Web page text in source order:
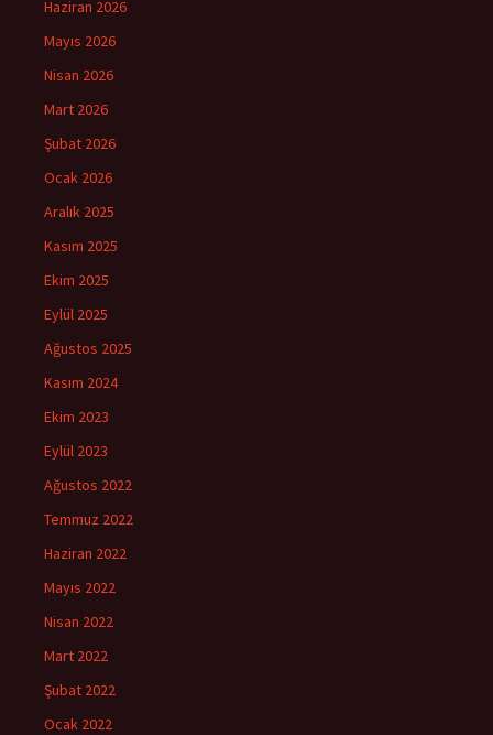
Haziran 2026
Mayıs 2026
Nisan 2026
Mart 2026
Şubat 2026
Ocak 2026
Aralık 2025
Kasım 2025
Ekim 2025
Eylül 2025
Ağustos 2025
Kasım 2024
Ekim 2023
Eylül 2023
Ağustos 2022
Temmuz 2022
Haziran 2022
Mayıs 2022
Nisan 2022
Mart 2022
Şubat 2022
Ocak 2022